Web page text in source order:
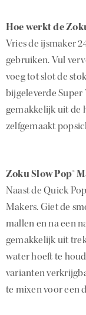
Hoe werkt de
Vries de ijsmaker
gebruiken. Vul
voeg tot slot de
bijgeleverde Super
gemakkelijk uit de
zelfgemaakt
Zoku Slow Pop™
Naast de Quick
Makers. Giet de
mallen en na een
gemakkelijk uit
water hoeft te
varianten
te mixen voor een